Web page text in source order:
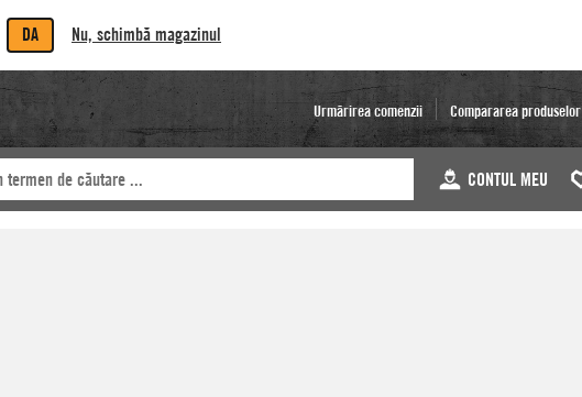
DA Nu, schimbă magazinul
Urmărirea comenzii Compararea produselor
CONTUL MEU